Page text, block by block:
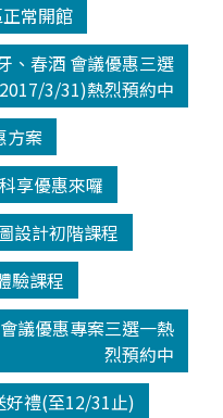
常開館
、春酒 會議優惠三選
3/31)熱烈預約中
方案
享優惠來囉
設計初階課程
驗課程
議優惠專案三選一熱
烈預約中
好禮(至12/31止)